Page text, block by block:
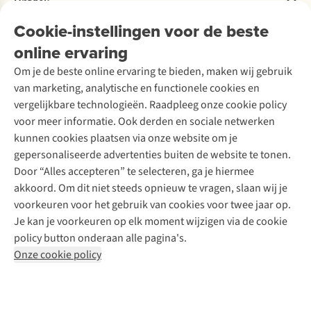
Cookie-instellingen voor de beste
online ervaring
Om je de beste online ervaring te bieden, maken wij gebruik
van marketing, analytische en functionele cookies en
vergelijkbare technologieën. Raadpleeg onze cookie policy
voor meer informatie. Ook derden en sociale netwerken
kunnen cookies plaatsen via onze website om je
gepersonaliseerde advertenties buiten de website te tonen.
Door “Alles accepteren” te selecteren, ga je hiermee
akkoord. Om dit niet steeds opnieuw te vragen, slaan wij je
voorkeuren voor het gebruik van cookies voor twee jaar op.
Je kan je voorkeuren op elk moment wijzigen via de cookie
policy button onderaan alle pagina's.
Onze cookie policy
Garantie
Contact
Over Ayacucho
Onze winkels
Over A.S.Adventure
Toegankelijkheidsverklaring
Ski-onderhoud
Wasservice
Schoenonderhoud
Schoenherstelling
Kledingherstelling
Retouches
Voor bedrijven
A.S.Magazine
Podcast
Explore Academy
Explore Camp
Gear Check
Inspiratie & advies
Meld je aan voor de nieuwsbrief
Follow us
Disclaimer Privacy Policy
Algemene voorwaarden
Cookie Policy